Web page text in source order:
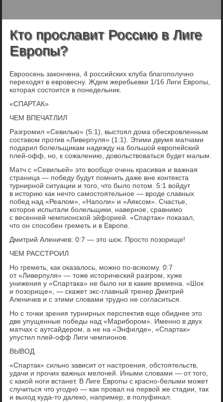
Кто прославит Россию в Лиге
Европы?
Евроосень закончена, 4 российских клуба благополучно
переходят в евровесну. Ждем жеребьевки 1/16 Лиги Европы,
которая состоится в понедельник.
«СПАРТАК»
ЧЕМ ВПЕЧАТЛИЛ
Разгромил «Севилью» (5:1), выстоял дома обескровленным
составом против «Ливерпуля» (1:1). Этими двумя матчами
подарил болельщикам надежду на большой европейский
плей-офф, но, к сожалению, довольствоваться будет малым.
Матч с «Севильей» это вообще очень красивая и важная
страница — победу будут помнить даже вне контекста
турнирной ситуации и того, что было потом. 5:1 войдут
в историю как нечто самостоятельное — вроде славных
побед над «Реалом», «Наполи» и «Аяксом». Счастье,
которое испытали болельщики, наверное, сравнимо
с весенней чемпионской эйфорией. «Спартак» показал,
что он способен греметь и в Европе.
Дмитрий Аленичев: 0:7 — это шок. Просто позорище!
ЧЕМ РАССТРОИЛ
Но греметь, как оказалось, можно по-всякому. 0:7
от «Ливерпуля» — тоже исторический разгром, хуже
унижения у «Спартака» не было ни в какие времена. «Шок
и позорище», — скажет экс-главный тренер Дмитрий
Аленичев и с этими словами трудно не согласиться.
Но с точки зрения турнирных перспектив еще обиднее это
две упущенные победы над «Марибором». Именно в двух
матчах с аутсайдером, а не на «Энфилде», «Спартак»
упустил плей-офф Лиги чемпионов.
ВЫВОД
«Спартак» сильно зависит от настроения, обстоятельств,
удачи и прочих важных мелочей. Иными словами — от того,
с какой ноги встанет. В Лиге Европы с красно-белыми может
случиться что угодно — как провал на первой же стадии, так
и выход куда-то далеко, например, в полуфинал.